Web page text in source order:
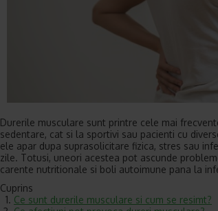
Durerile musculare sunt printre cele mai
sedentare, cat si la sportivi sau pacienti cu
ele apar dupa suprasolicitare fizica, stres sau
zile. Totusi, uneori acestea pot ascunde
carente nutritionale si boli autoimune pana la
Cuprins
Ce sunt durerile musculare si cum se resimt?